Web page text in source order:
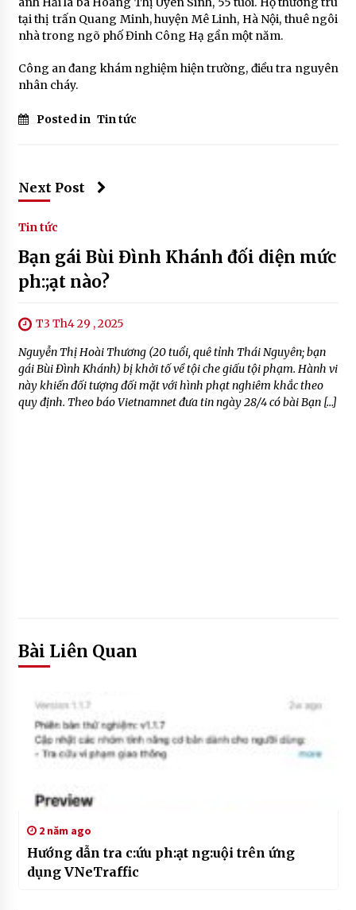
tại thị trấn Quang Minh, huyện Mê Linh, Hà Nội, thuê ngôi
nhà trong ngõ phố Đinh Công Hạ gần một năm.
Công an đang khám nghiệm hiện trường, điều tra nguyên
nhân cháy.
Posted in Tin tức
Next Post
Tin tức
Bạn gái Bùi Đình Khánh đối diện mức
ph:;ạt nào?
T3 Th4 29 , 2025
Nguyễn Thị Hoài Thương (20 tuổi, quê tỉnh Thái Nguyên; bạn
gái Bùi Đình Khánh) bị khởi tố về tội che giấu tội phạm. Hành vi
này khiến đối tượng đối mặt với hình phạt nghiêm khắc theo
quy định. Theo báo Vietnamnet đưa tin ngày 28/4 có bài Bạn […]
Bài Liên Quan
2 năm ago
Hướng dẫn tra c:ứu ph:ạt ng:uội trên ứng
dụng VNeTraffic